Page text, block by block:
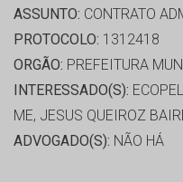
ASSUNTO: CONTRATO
PROTOCOLO: 1312418
ORGÃO: PREFEITURA
INTERESSADO(S):
ME, JESUS QUEIROZ
ADVOGADO(S): NÃO HÁ